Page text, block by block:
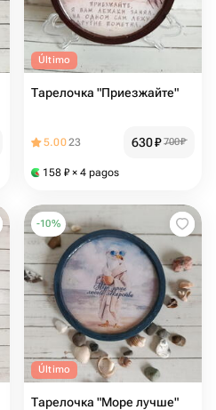
Último
Тарелочка "Приезжайте"
5.0023 630₽ 700₽
158 ₽ × 4 pagos
-10%
Último
Тарелочка "Море лучше"